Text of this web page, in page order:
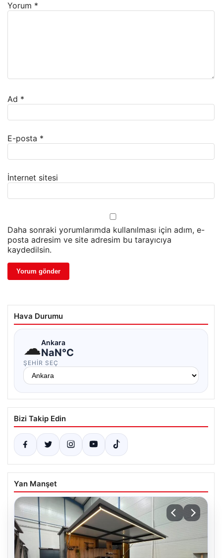
Yorum *
Ad *
E-posta *
İnternet sitesi
Daha sonraki yorumlarımda kullanılması için adım, e-
posta adresim ve site adresim bu tarayıcıya
kaydedilsin.
Hava Durumu
☁Ankara
NaN°C
ŞEHIR SEÇ
Bizi Takip Edin
Yan Manşet